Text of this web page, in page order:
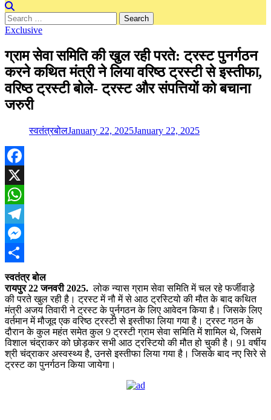
Search
for:
Exclusive
ग्राम सेवा समिति की खुल रही परते: ट्रस्ट पुनर्गठन
करने कथित मंत्री ने लिया वरिष्ठ ट्रस्टी से इस्तीफा,
वरिष्ठ ट्रस्टी बोले- ट्रस्ट और संपत्तियों को बचाना
जरुरी
स्वतंत्रबोलJanuary 22, 2025January 22, 2025
Facebook
X
WhatsApp
Telegram
Messenger
Share
स्वतंत्र बोल
रायपुर 22 जनवरी 2025. लोक न्यास ग्राम सेवा समिति में चल रहे फर्जीवाड़े
की परते खुल रही है। ट्रस्ट में नौ में से आठ ट्रस्टियो की मौत के बाद कथित
मंत्री अजय तिवारी ने ट्रस्ट के पुर्नगठन के लिए आवेदन किया है। जिसके लिए
वर्तमान में मौजूद एक वरिष्ठ ट्रस्टी से इस्तीफा लिया गया है। ट्रस्ट गठन के
दौरान के कुल महंत समेत कुल 9 ट्रस्टी ग्राम सेवा समिति में शामिल थे, जिसमे
विशाल चंद्राकर को छोड़कर सभी आठ ट्रस्टियो की मौत हो चुकी है। 91 वर्षीय
श्री चंद्राकर अस्वस्थ्य है, उनसे इस्तीफा लिया गया है। जिसके बाद नए सिरे से
ट्रस्ट का पुनर्गठन किया जायेगा।